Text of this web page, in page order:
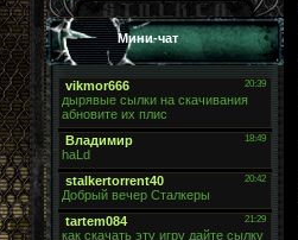
Мини-чат